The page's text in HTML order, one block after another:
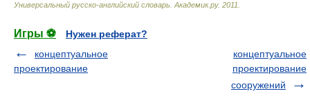
Универсальный русско-английский словарь Академик.ру. 2011
Игры ⚽
Нужен реферат?
концептуальное
проектирование
концептуальное
проектирование
сооружений